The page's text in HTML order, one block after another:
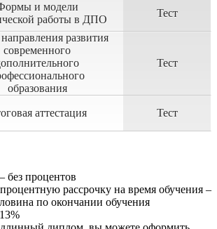
и модели
работы в ДПО
Тест
развития
современного
образования
Тест
аттестация Тест
без процентов
рассрочку на время обучения –
по окончании обучения